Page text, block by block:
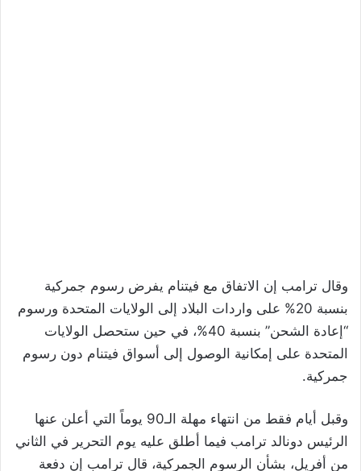
وقال ترامب إن الاتفاق مع فيتنام يفرض رسوم جمركية
بنسبة 20% على واردات البلاد إلى الولايات المتحدة ورسوم
“إعادة الشحن” بنسبة 40%، في حين ستحصل الولايات
المتحدة على إمكانية الوصول إلى أسواق فيتنام دون رسوم
جمركية.
وقبل أيام فقط من انتهاء مهلة الـ90 يوماً التي أعلن عنها
الرئيس دونالد ترامب فيما أطلق عليه يوم التحرير في الثاني
من أفريل، بشأن الرسوم الجمركية، قال ترامب إن دفعة